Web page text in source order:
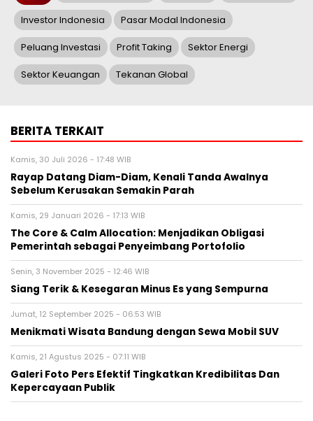
Investor Indonesia Pasar Modal Indonesia
Peluang Investasi Profit Taking Sektor Energi
Sektor Keuangan Tekanan Global
BERITA TERKAIT
Kamis, 30 Juli 2026 - 17:48 WIB
Rayap Datang Diam-Diam, Kenali Tanda Awalnya
Sebelum Kerusakan Semakin Parah
Kamis, 29 Januari 2026 - 17:13 WIB
The Core & Calm Allocation: Menjadikan Obligasi
Pemerintah sebagai Penyeimbang Portofolio
Senin, 3 November 2025 - 12:46 WIB
Siang Terik & Kesegaran Minus Es yang Sempurna
Jumat, 12 September 2025 - 06:53 WIB
Menikmati Wisata Bandung dengan Sewa Mobil SUV
Kamis, 21 Agustus 2025 - 07:11 WIB
Galeri Foto Pers Efektif Tingkatkan Kredibilitas Dan
Kepercayaan Publik